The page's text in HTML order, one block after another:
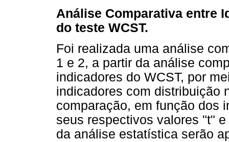
Análise Comparativa entre
do teste WCST.
Foi realizada uma análise
1 e 2, a partir da análise
indicadores do WCST, por
indicadores com distribuição
comparação, em função dos
seus respectivos valores "t"
da análise estatística serão